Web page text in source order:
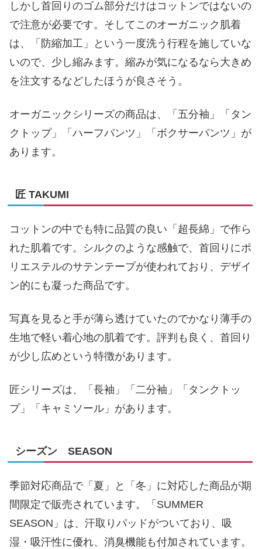
しかし首回りのゴム部分だけはコットンではないの
で注意が必要です。そしてこのオーガニック肌着
は、「防縮加工」という一度洗う行程を施していな
いので、少し縮みます。縮みが気になるなら大きめ
を注文するなどしたほうが良さそう。
オーガニックシリーズの商品は、「五分袖」「タン
クトップ」「ハーフパンツ」「ボクサーパンツ」が
あります。
匠 TAKUMI
コットンの中でも特に品質の良い「超長綿」で作ら
れた肌着です。シルクのような感触で、首回りにポ
リエステルのサテンテープが使われており、デザイ
ン的にも凝った商品です。
写真を見ると手が薄ら透けていたのでかなり薄手の
生地で軽い着心地の肌着です。評判も良く、首回り
が少し広めという特徴があります。
匠シリーズは、「長袖」「二分袖」「タンクトッ
プ」「キャミソール」があります。
シーズン SEASON
季節対応商品で「夏」と「冬」に対応した商品が期
間限定で販売されています。「SUMMER
SEASON」は、汗取りパッドがついており、吸
湿・吸汗性に優れ、消臭機能も付加されています。